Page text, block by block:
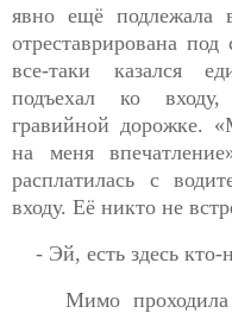
явно ещё подлежала
отреставрирована
все-таки казался
подъехал ко
гравийной дорожке.
на меня
расплатилась с
входу. Её никто не
- Эй, есть здесь кто-
Мимо